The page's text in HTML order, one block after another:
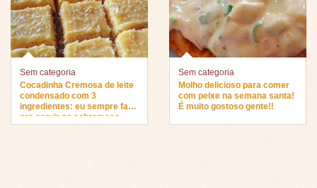
Sem categoria
Cocadinha Cremosa de leite
condensado com 3
ingredientes: eu sempre faço
pra servir na sobremesa…
Sem categoria
Molho delicioso para comer
com peixe na semana santa!
É muito gostoso gente!!